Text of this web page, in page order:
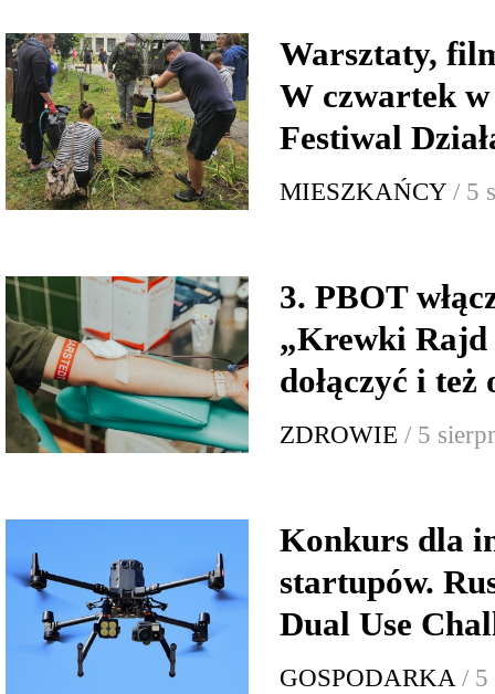
Warsztaty,
W czwartek
Festiwal
MIESZKAŃCY / 5
3. PBOT
„Krewki Rajd
dołączyć i też
ZDROWIE / 5
Konkurs dla
startupów.
Dual Use
GOSPODARKA / 5